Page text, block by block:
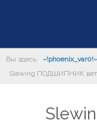
Вы здесь: ~!phoenix_var0!~
Slewing ПОДШИПНИК